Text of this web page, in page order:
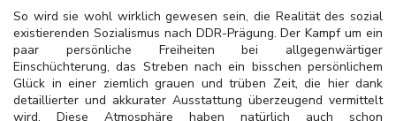
So wird sie wohl wirklich gewesen sein, die Realität des sozial
existierenden Sozialismus nach DDR-Prägung. Der Kampf um ein
paar persönliche Freiheiten bei allgegenwärtiger
Einschüchterung, das Streben nach ein bisschen persönlichem
Glück in einer ziemlich grauen und trüben Zeit, die hier dank
detaillierter und akkurater Ausstattung überzeugend vermittelt
wird. Diese Atmosphäre haben natürlich auch schon